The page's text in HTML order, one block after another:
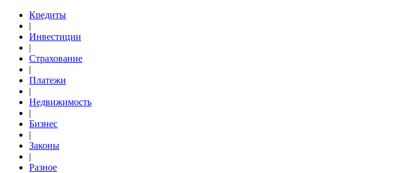
Кредиты
|
Инвестиции
|
Страхование
|
Платежи
|
Недвижимость
|
Бизнес
|
Законы
|
Разное